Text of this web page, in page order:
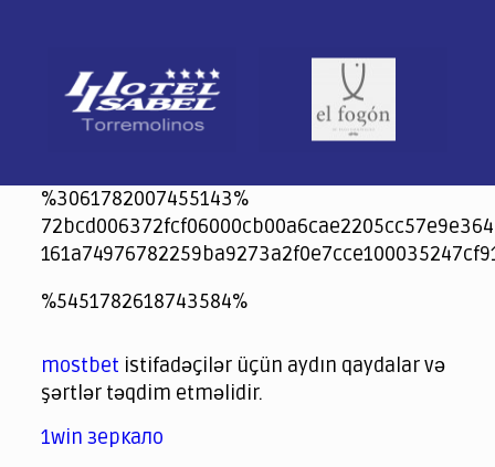
%3061782007455143%
jeetcity
1xbet
jeet city casino
%5451782618743584%
spintiger
Avabet
Spinrise
Crown Green
Crowngreen casino login
슈가 러쉬1000 슬롯
crazy time casino online
1xcasinozambia.com
codingworldnews.com
parimatch.kr
winorio
winorio casino
winorio
mostbet istifadəçilər üçün aydın qaydalar və
şərtlər təqdim etməlidir.
1win зеркало